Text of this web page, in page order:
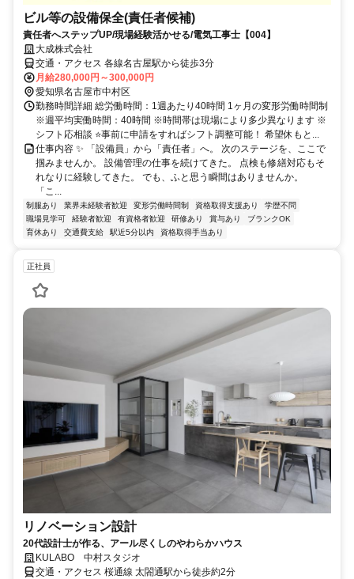
ビル等の設備保全(責任者候補)
責任者へステップUP/現場経験活かせる/電気工事士【004】
大成株式会社
交通・アクセス 各線名古屋駅から徒歩3分
月給280,000円～300,000円
愛知県名古屋市中村区
勤務時間詳細 総労働時間：1週あたり40時間 1ヶ月の変形労働時間制
※週平均実働時間：40時間 ※時間帯は現場により多少異なります ※
シフト応相談 ⭐事前に申請をすればシフト調整可能！ 希望休もと...
仕事内容 ✨ 「設備員」から「責任者」へ。 次のステージを、ここで
掴みませんか。 設備管理の仕事を続けてきた。 点検も修繕対応もそ
れなりに経験してきた。 でも、ふと思う瞬間はありませんか。
「こ...
制服あり 業界未経験者歓迎 変形労働時間制 資格取得支援あり
学歴不問
職場見学可
経験者歓迎 有資格者歓迎 研修あり 賞与あり
ブランクOK
育休あり
交通費支給 駅近5分以内 資格取得手当あり
正社員
リノベーション設計
20代設計士が作る、アール尽くしのやわらかハウス
KULABO 中村スタジオ
交通・アクセス 桜通線 太閤通駅から徒歩約2分